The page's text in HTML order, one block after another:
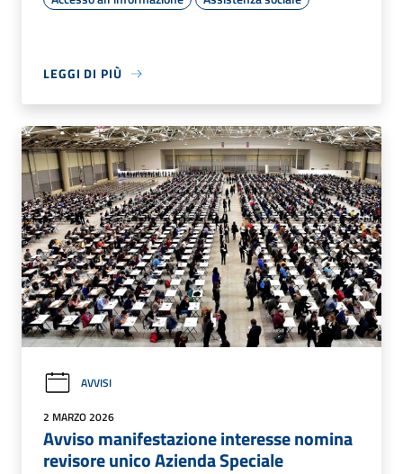
LEGGI DI PIÙ
AVVISI
2 MARZO 2026
Avviso manifestazione interesse nomina
revisore unico Azienda Speciale